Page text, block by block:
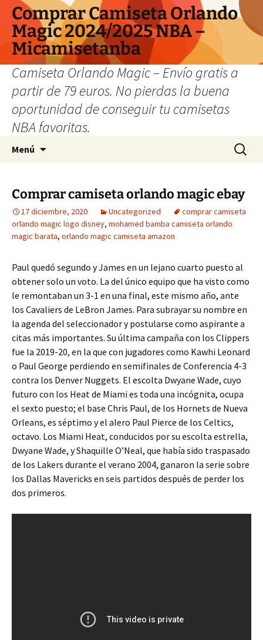
Comprar Camiseta Orlando
Magic 2024/2025 NBA –
Micamisetanba
Camiseta Orlando Magic – Envío gratis a
partir de 79 euros. No pierdas la buena
oportunidad de conseguir tu camisetas
NBA favoritas.
Menú Buscar:
Comprar camiseta orlando magic ebay
17 diciembre, 2020 Uncategorized
comprar camiseta
orlando magic logo disney, mohamed bamba camiseta orlando
magic barata, orlando magic camiseta amazon
Paul quedó segundo y James en un lejano cuarto puesto al
obtener solo un voto. La del único equipo que ha visto como
le remontaban un 3-1 en una final, este mismo año, ante
los Cavaliers de LeBron James. Para subrayar su nombre en
la agenda del seleccionador y postularse como aspirante a
citas más importantes. Su última campaña con los Clippers
fue la 2019-20, en la que con jugadores como Kawhi Leonard
o Paul George perdiendo en semifinales de Conferencia 4-3
contra los Denver Nuggets. El escolta Dwyane Wade, cuyo
futuro con los Heat de Miami es toda una incógnita, ocupa
el sexto puesto; el base Chris Paul, de los Hornets de Nueva
Orleans, es séptimo y el alero Paul Pierce de los Celtics,
octavo. Los Miami Heat, conducidos por su escolta estrella,
Dwyane Wade, y Shaquille O’Neal, que había sido traspasado
de los Lakers durante el verano 2004, ganaron la serie sobre
los Dallas Mavericks en seis partidos después de perder los
dos primeros.